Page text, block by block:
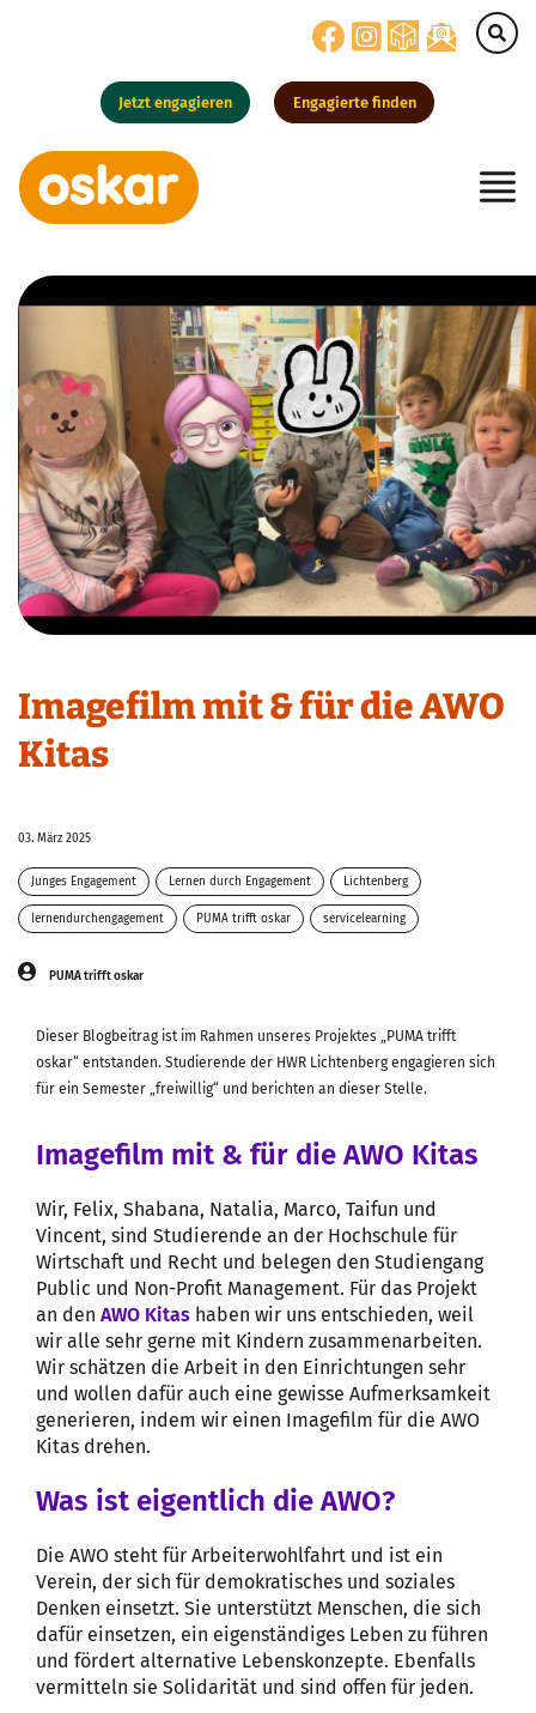
Jetzt engagieren Engagierte finden
Hauptnavigation
Imagefilm mit & für die AWO
Kitas
03. März 2025
Junges Engagement Lernen durch Engagement Lichtenberg
lernendurchengagement PUMA trifft oskar servicelearning
PUMA trifft oskar
Dieser Blogbeitrag ist im Rahmen unseres Projektes „PUMA trifft
oskar“ entstanden. Studierende der HWR Lichtenberg engagieren sich
für ein Semester „freiwillig“ und berichten an dieser Stelle.
Imagefilm mit & für die AWO Kitas
Wir, Felix, Shabana, Natalia, Marco, Taifun und
Vincent, sind Studierende an der Hochschule für
Wirtschaft und Recht und belegen den Studiengang
Public und Non-Profit Management. Für das Projekt
an den AWO Kitas haben wir uns entschieden, weil
wir alle sehr gerne mit Kindern zusammenarbeiten.
Wir schätzen die Arbeit in den Einrichtungen sehr
und wollen dafür auch eine gewisse Aufmerksamkeit
generieren, indem wir einen Imagefilm für die AWO
Kitas drehen.
Was ist eigentlich die AWO?
Die AWO steht für Arbeiterwohlfahrt und ist ein
Verein, der sich für demokratisches und soziales
Denken einsetzt. Sie unterstützt Menschen, die sich
dafür einsetzen, ein eigenständiges Leben zu führen
und fördert alternative Lebenskonzepte. Ebenfalls
vermitteln sie Solidarität und sind offen für jeden.